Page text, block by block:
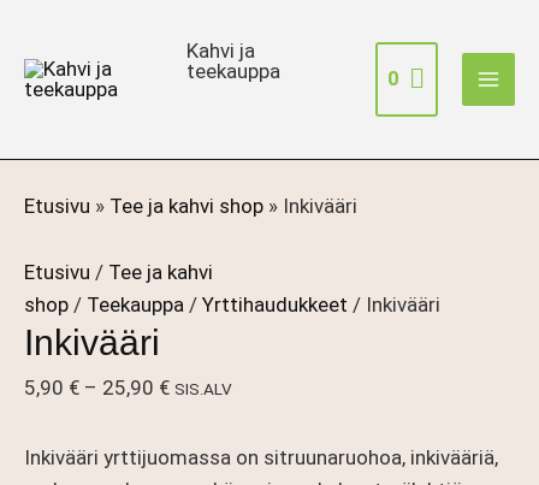
Kahvi ja
teekauppa
0
Etusivu » Tee ja kahvi shop » Inkivääri
Etusivu / Tee ja kahvi
shop / Teekauppa / Yrttihaudukkeet / Inkivääri
Inkivääri
5,90 € – 25,90 €Hintaluokka:
-
SIS.ALV
Inkivääri yrttijuomassa on sitruunaruohoa, inkivääriä,